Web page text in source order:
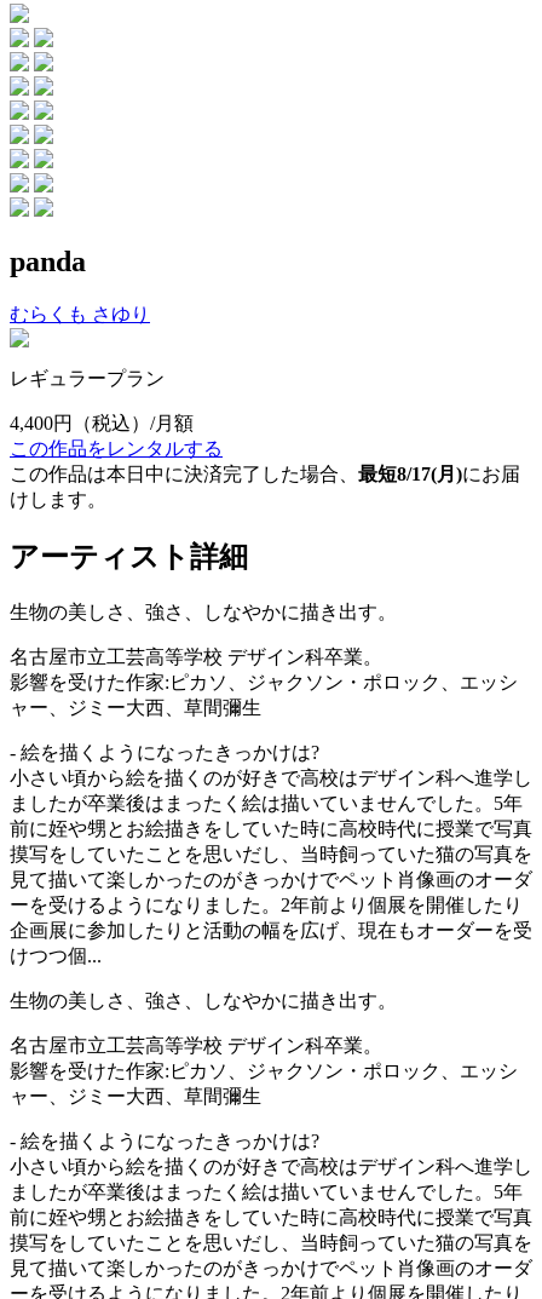
panda
むらくも さゆり
レギュラープラン
4,400円
（税込）/月額
この作品をレンタルする
この作品は本日中に決済完了した場合、 最短8/17(月)にお届
けします。
アーティスト詳細
生物の美しさ、強さ、しなやかに描き出す。
名古屋市立工芸高等学校 デザイン科卒業。
影響を受けた作家:ピカソ、ジャクソン・ポロック、エッシ
ャー、ジミー大西、草間彌生
- 絵を描くようになったきっかけは?
小さい頃から絵を描くのが好きで高校はデザイン科へ進学し
ましたが卒業後はまったく絵は描いていませんでした。5年
前に姪や甥とお絵描きをしていた時に高校時代に授業で写真
摸写をしていたことを思いだし、当時飼っていた猫の写真を
見て描いて楽しかったのがきっかけでペット肖像画のオーダ
ーを受けるようになりました。2年前より個展を開催したり
企画展に参加したりと活動の幅を広げ、現在もオーダーを受
けつつ個...
生物の美しさ、強さ、しなやかに描き出す。
名古屋市立工芸高等学校 デザイン科卒業。
影響を受けた作家:ピカソ、ジャクソン・ポロック、エッシ
ャー、ジミー大西、草間彌生
- 絵を描くようになったきっかけは?
小さい頃から絵を描くのが好きで高校はデザイン科へ進学し
ましたが卒業後はまったく絵は描いていませんでした。5年
前に姪や甥とお絵描きをしていた時に高校時代に授業で写真
摸写をしていたことを思いだし、当時飼っていた猫の写真を
見て描いて楽しかったのがきっかけでペット肖像画のオーダ
ーを受けるようになりました。2年前より個展を開催したり